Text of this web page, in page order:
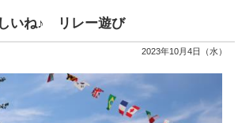
いね♪ リレー遊び
2023年10月4日（水）